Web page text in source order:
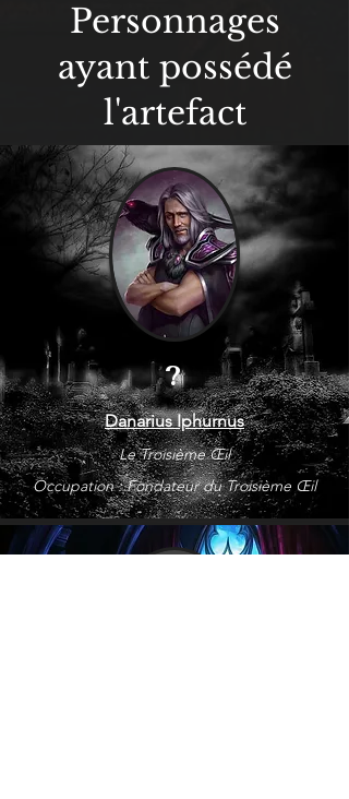
Personnages
ayant possédé
l'artefact
?
Danarius Iphurnus
Le Troisième Œil
Occupation : Fondateur du Troisième Œil